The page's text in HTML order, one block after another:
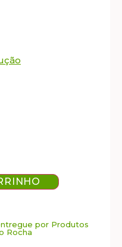
por Produtos
Rocha